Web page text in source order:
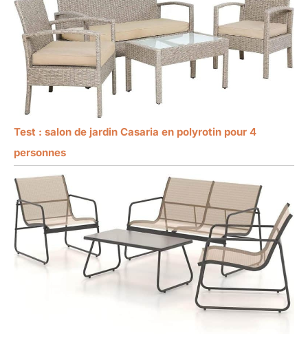
Test : salon de jardin Casaria en polyrotin pour 4
personnes